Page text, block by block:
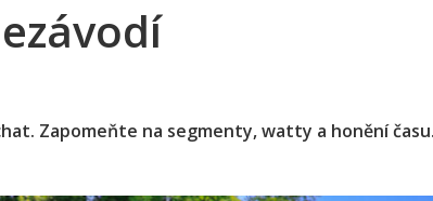
Zapomeňte na segmenty, watty a honění